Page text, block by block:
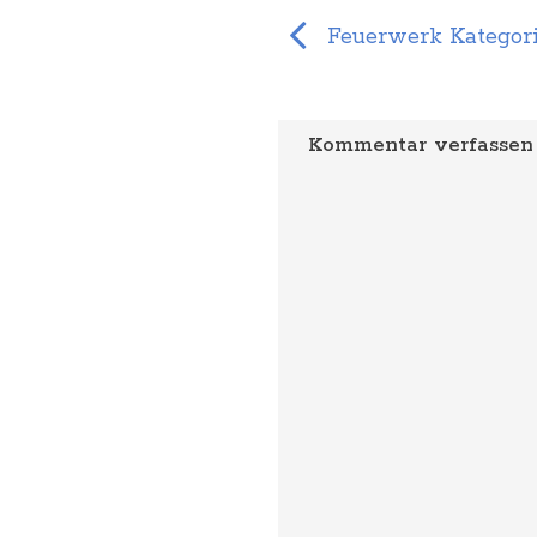
Feuerwerk
Kommentar verfassen